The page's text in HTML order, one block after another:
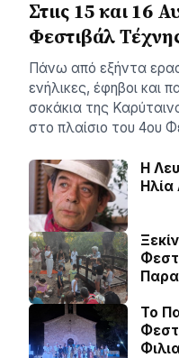
Στιις 15 και 16
Φεστιβάλ
Πάνω από εξήντα
ενήλικες, έφηβοι και
σοκάκια της
στο πλαίσιο του 4ου
Η
Ηλία
Το